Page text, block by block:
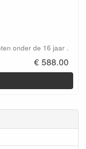
onder de 16 jaar .
€ 588.00